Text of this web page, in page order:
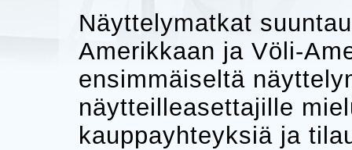
Näyttelymatkat
Amerikkaan ja Völi-
ensimmäiseltä
näytteilleasettajille
kauppayhteyksiä ja